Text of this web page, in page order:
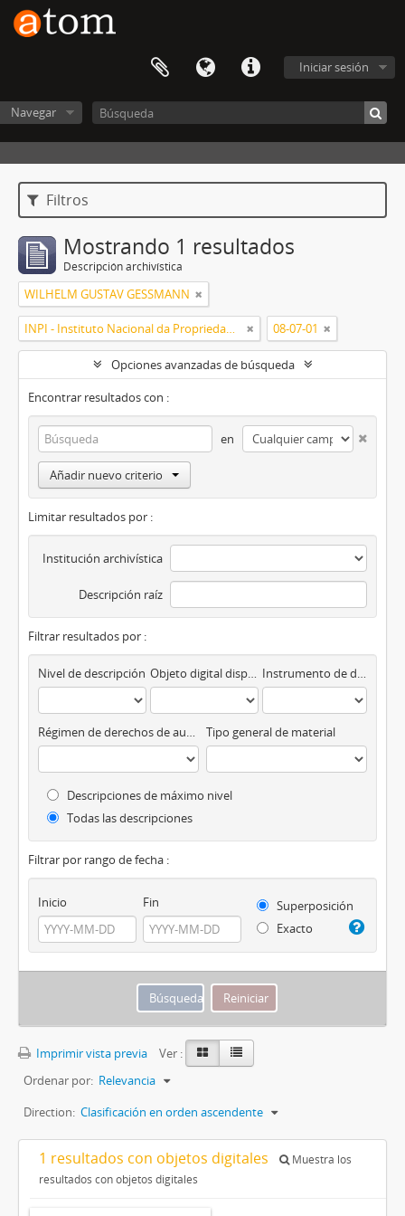
Iniciar sesión
Navegar
Filtros
Mostrando 1 resultados
Descripción archivística
WILHELM GUSTAV GESSMANN
INPI - Instituto Nacional da Propriedade Industrial 08-07-01
Opciones avanzadas de búsqueda
Encontrar resultados con :
en
Añadir nuevo criterio
Limitar resultados por :
Institución archivística
Descripción raíz
Filtrar resultados por :
Nivel de descripción Objeto digital disponibles Instrumento de descripción
Régimen de derechos de autor Tipo general de material
Descripciones de máximo nivel
Todas las descripciones
Filtrar por rango de fecha :
Inicio Fin
Superposición
Exacto
Imprimir vista previa
Ver :
Ordenar por: Relevancia
Direction: Clasificación en orden ascendente
1 resultados con objetos digitales
Muestra los
resultados con objetos digitales